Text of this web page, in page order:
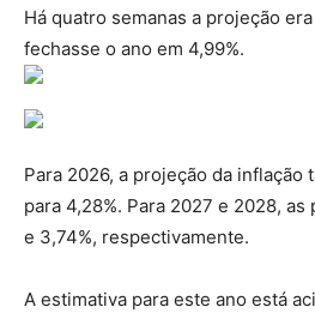
Há quatro semanas a projeção
fechasse o ano em 4,99%.
Para 2026, a projeção da inflação
para 4,28%. Para 2027 e 2028,
e 3,74%, respectivamente.
A estimativa para este ano está